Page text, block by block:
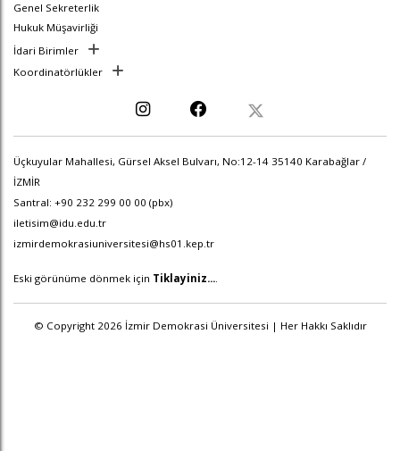
Genel Sekreterlik
Hukuk Müşavirliği
İdari Birimler
Koordinatörlükler
Üçkuyular Mahallesi, Gürsel Aksel Bulvarı, No:12-14 35140 Karabağlar /
İZMİR
Santral: +90 232 299 00 00 (pbx)
iletisim@idu.edu.tr
izmirdemokrasiuniversitesi@hs01.kep.tr
Eski görünüme dönmek için Tiklayiniz....
© Copyright 2026 İzmir Demokrasi Üniversitesi | Her Hakkı Saklıdır